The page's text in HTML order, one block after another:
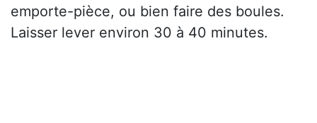
emporte-pièce, ou bien faire des boules.
Laisser lever environ 30 à 40 minutes.